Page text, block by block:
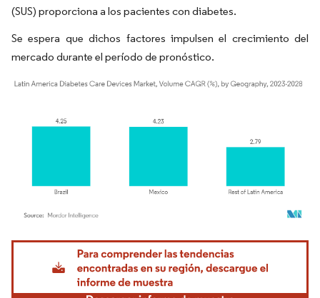
(SUS) proporciona a los pacientes con diabetes.
Se espera que dichos factores impulsen el crecimiento del
mercado durante el período de pronóstico.
Imagen © Mordor Intelligence. El uso requiere atribución según CC BY 4.0.